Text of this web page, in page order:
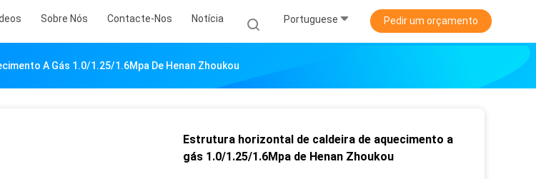
Sobre Nós Contacte-Nos Notícia Portuguese Pedir um orçamento
A Gás 1.0/1.25/1.6Mpa De Henan Zhoukou
Estrutura horizontal de caldeira de aquecimento a
gás 1.0/1.25/1.6Mpa de Henan Zhoukou